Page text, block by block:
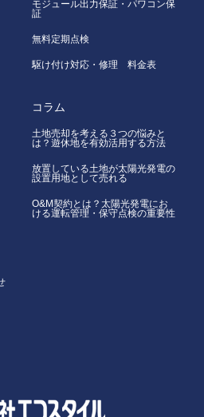
モジュール出力保証・パワコン保
証
無料定期点検
駆け付け対応・修理 料金表
コラム
土地売却を考える３つの悩みと
は？遊休地を有効活用する方法
放置している土地が太陽光発電の
設置用地として売れる
O&M契約とは？太陽光発電にお
ける運転管理・保守点検の重要性